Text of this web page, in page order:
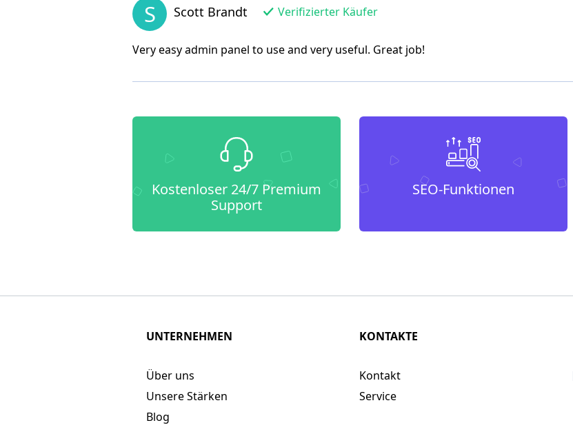
S Scott Brandt Verifizierter Käufer
Very easy admin panel to use and very useful. Great job!
Kostenloser 24/7 Premium
Support
SEO-Funktionen
UNTERNEHMEN
Über uns
Unsere Stärken
Blog
KONTAKTE
Kontakt
Service